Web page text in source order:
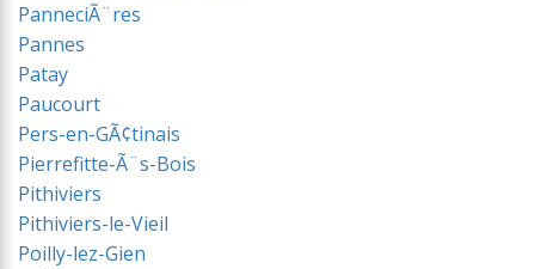
PanneciÃ¨res
Pannes
Patay
Paucourt
Pers-en-GÃ¢tinais
Pierrefitte-Ã¨s-Bois
Pithiviers
Pithiviers-le-Vieil
Poilly-lez-Gien